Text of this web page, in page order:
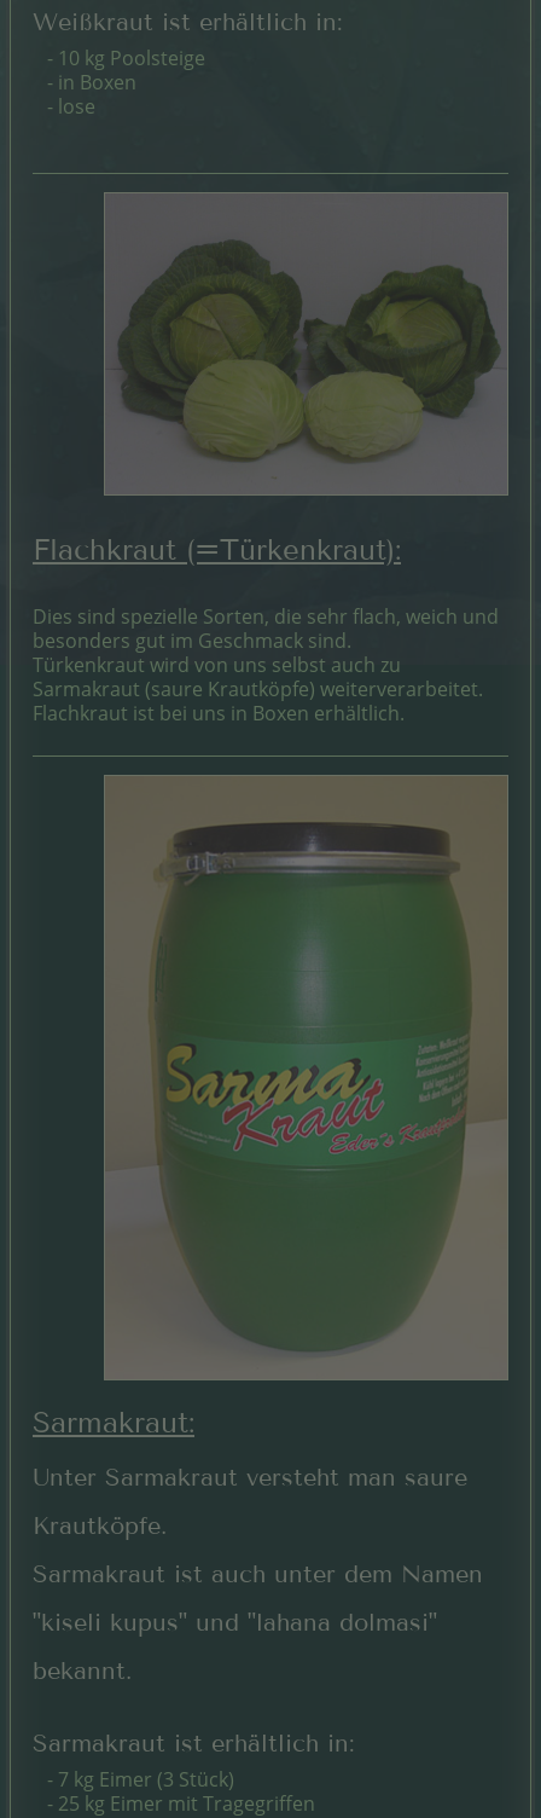
Weißkraut ist erhältlich in:
- 10 kg Poolsteige
- in Boxen
- lose
Flachkraut (=Türkenkraut):
Dies sind spezielle Sorten, die sehr flach, weich und
besonders gut im Geschmack sind.
Türkenkraut wird von uns selbst auch zu
Sarmakraut (saure Krautköpfe) weiterverarbeitet.
Flachkraut ist bei uns in Boxen erhältlich.
Sarmakraut:
Unter Sarmakraut versteht man saure
Krautköpfe.
Sarmakraut ist auch unter dem Namen
"kiseli kupus" und "lahana dolmasi"
bekannt.
Sarmakraut ist erhältlich in:
- 7 kg Eimer (3 Stück)
- 25 kg Eimer mit Tragegriffen